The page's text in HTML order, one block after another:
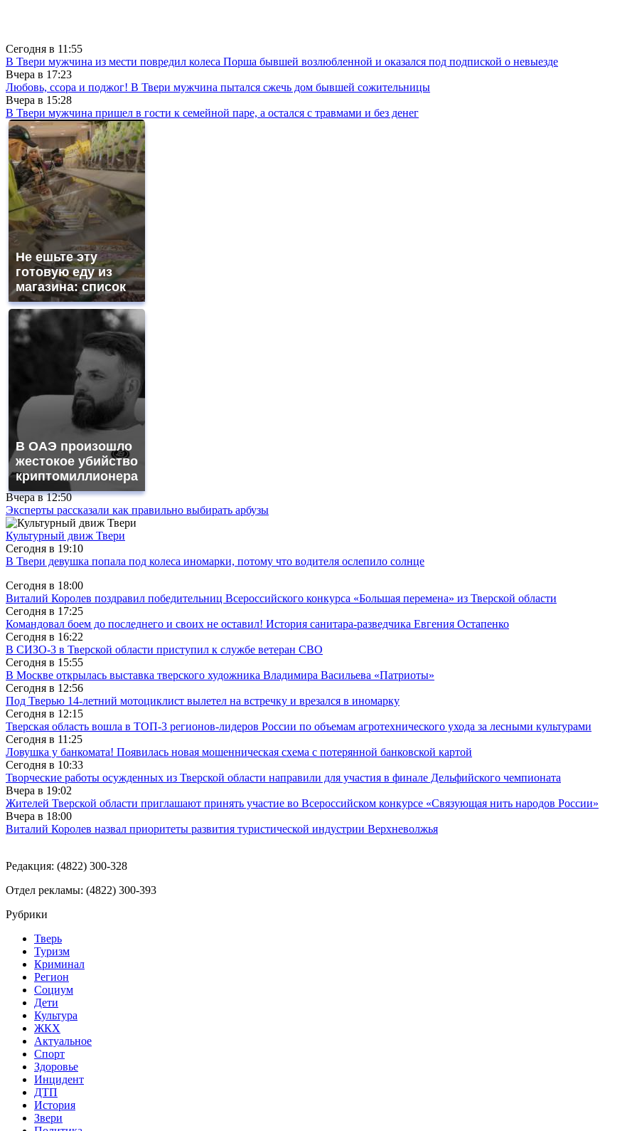
Сегодня в 11:55
В Твери мужчина из мести повредил колеса Порша бывшей возлюбленной и оказался под подпиской о невыезде
Вчера в 17:23
Любовь, ссора и поджог! В Твери мужчина пытался сжечь дом бывшей сожительницы
Вчера в 15:28
В Твери мужчина пришел в гости к семейной паре, а остался с травмами и без денег
Не ешьте эту
готовую еду из
магазина: список
В ОАЭ произошло
жестокое убийство
криптомиллионера
Вчера в12:50
Эксперты рассказали как правильно выбирать арбузы
Культурный движ Твери
Сегодня в 19:10
В Твери девушка попала под колеса иномарки, потому что водителя ослепило солнце
Сегодня в 18:00
Виталий Королев поздравил победительниц Всероссийского конкурса «Большая перемена» из Тверской области
Сегодня в 17:25
Командовал боем до последнего и своих не оставил! История санитара-разведчика Евгения Остапенко
Сегодня в 16:22
В СИЗО-3 в Тверской области приступил к службе ветеран СВО
Сегодня в 15:55
В Москве открылась выставка тверского художника Владимира Васильева «Патриоты»
Сегодня в 12:56
Под Тверью 14-летний мотоциклист вылетел на встречку и врезался в иномарку
Сегодня в 12:15
Тверская область вошла в ТОП-3 регионов-лидеров России по объемам агротехнического ухода за лесными культурами
Сегодня в 11:25
Ловушка у банкомата! Появилась новая мошенническая схема с потерянной банковской картой
Сегодня в 10:33
Творческие работы осужденных из Тверской области направили для участия в финале Дельфийского чемпионата
Вчера в 19:02
Жителей Тверской области приглашают принять участие во Все­рос­сий­ско­м конкурсе «Свя­зу­ю­щая нить на­ро­дов Рос­сии»
Вчера в 18:00
Виталий Королев назвал приоритеты развития туристической индустрии Верхневолжья
Редакция: (4822) 300-328
Отдел рекламы: (4822) 300-393
Рубрики
Тверь
Туризм
Криминал
Регион
Социум
Дети
Культура
ЖКХ
Актуальное
Спорт
Здоровье
Инцидент
ДТП
История
Звери